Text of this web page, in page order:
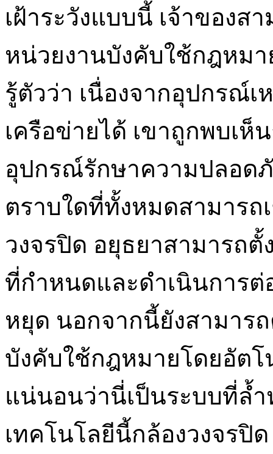
เฝ้าระวังแบบนี้ เจ้าของส
หน่วยงานบังคับใช้กฎหม
รู้ตัวว่า เนื่องจากอุปกรณ์
เครือข่ายได้ เขาถูกพบเห็
อุปกรณ์รักษาความปลอด
ตราบใดที่ทั้งหมดสามารถ
วงจรปิด อยุธยาสามารถตั้
ที่กำหนดและดำเนินการต่
หยุด นอกจากนี้ยังสามาร
บังคับใช้กฎหมายโดยอัต
แน่นอนว่านี่เป็นระบบที่ล้
เทคโนโลยีนี้กล้องวงจรปิ